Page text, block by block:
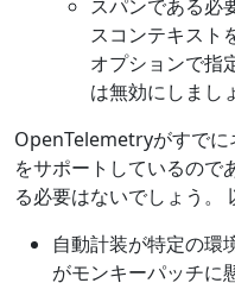
スパンである必
スコンテキスト
オプションで指
は無効にしまし
OpenTelemetryがすでに
をサポートしているので
る必要はないでしょう。
自動計装が特定の環
がモンキーパッチに